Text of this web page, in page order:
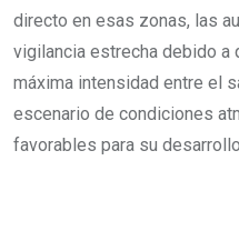
directo en esas zonas, las
vigilancia estrecha debido a
máxima intensidad entre el
escenario de condiciones
favorables para su